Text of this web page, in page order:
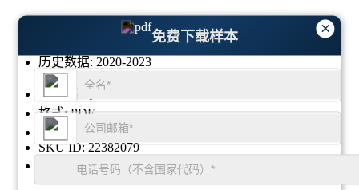
24-April-2025
历史数据: 2020-2023
地区:
全球
格式:PDF
报告ID: GGI109498
SKU ID:22382079
109
×
免费下载样本